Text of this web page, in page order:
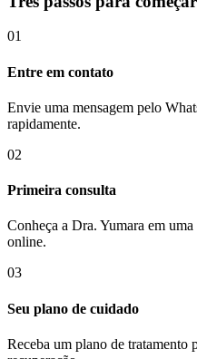
01
Entre em contato
Envie uma mensagem pelo
rapidamente.
02
Primeira consulta
Conheça a Dra. Yumara em
online.
03
Seu plano de cuidado
Receba um plano de tratamento